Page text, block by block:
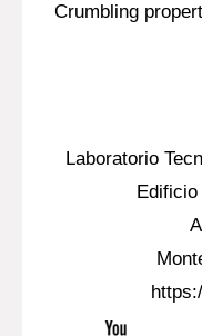
Crumbling
Laboratorio